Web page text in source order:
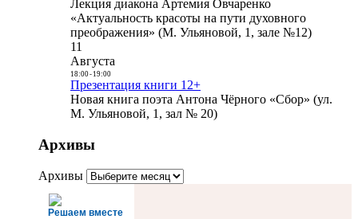
Лекция диакона Артемия Овчаренко
«Актуальность красоты на пути духовного
преображения» (М. Ульяновой, 1, зале №12)
11
Августа
18:00- 19:00
Презентация книги 12+
Новая книга поэта Антона Чёрного «Сбор» (ул.
М. Ульяновой, 1, зал № 20)
Архивы
Архивы
Решаем вместе